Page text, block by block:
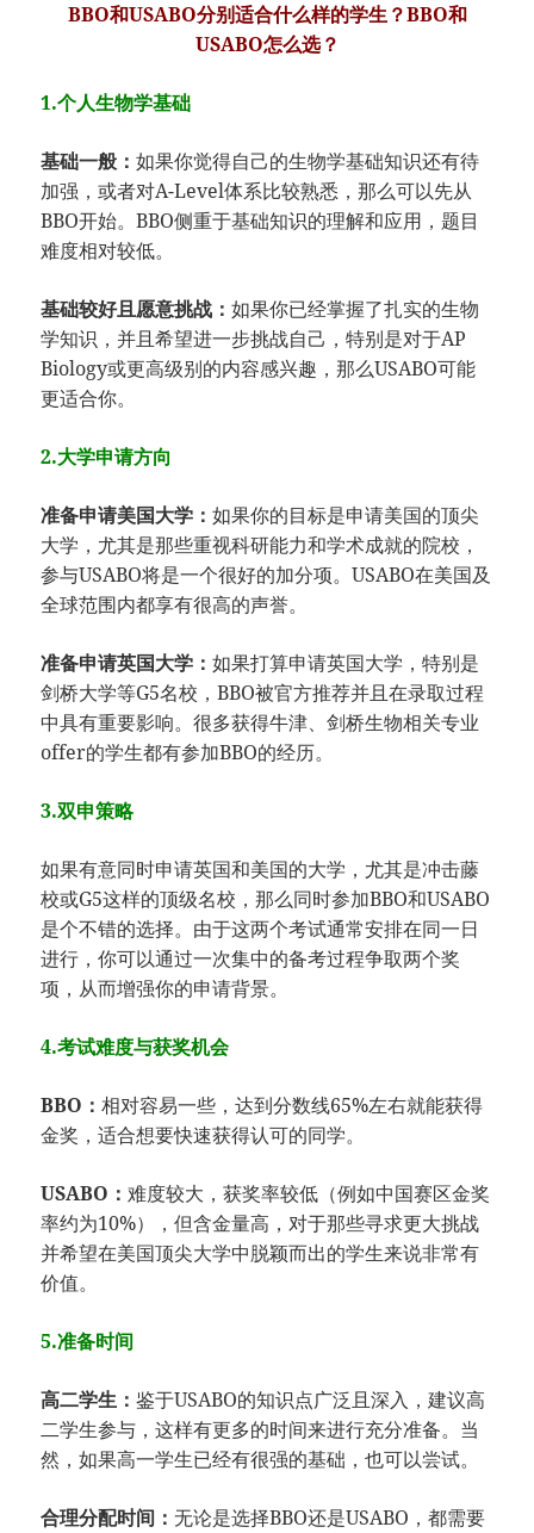
BBO和USABO分别适合什么样的学生？BBO和
USABO怎么选？
1.个人生物学基础
基础一般：如果你觉得自己的生物学基础知识还有待
加强，或者对A-Level体系比较熟悉，那么可以先从
BBO开始。BBO侧重于基础知识的理解和应用，题目
难度相对较低。
基础较好且愿意挑战：如果你已经掌握了扎实的生物
学知识，并且希望进一步挑战自己，特别是对于AP
Biology或更高级别的内容感兴趣，那么USABO可能
更适合你。
2.大学申请方向
准备申请美国大学：如果你的目标是申请美国的顶尖
大学，尤其是那些重视科研能力和学术成就的院校，
参与USABO将是一个很好的加分项。USABO在美国及
全球范围内都享有很高的声誉。
准备申请英国大学：如果打算申请英国大学，特别是
剑桥大学等G5名校，BBO被官方推荐并且在录取过程
中具有重要影响。很多获得牛津、剑桥生物相关专业
offer的学生都有参加BBO的经历。
3.双申策略
如果有意同时申请英国和美国的大学，尤其是冲击藤
校或G5这样的顶级名校，那么同时参加BBO和USABO
是个不错的选择。由于这两个考试通常安排在同一日
进行，你可以通过一次集中的备考过程争取两个奖
项，从而增强你的申请背景。
4.考试难度与获奖机会
BBO：相对容易一些，达到分数线65%左右就能获得
金奖，适合想要快速获得认可的同学。
USABO：难度较大，获奖率较低（例如中国赛区金奖
率约为10%），但含金量高，对于那些寻求更大挑战
并希望在美国顶尖大学中脱颖而出的学生来说非常有
价值。
5.准备时间
高二学生：鉴于USABO的知识点广泛且深入，建议高
二学生参与，这样有更多的时间来进行充分准备。当
然，如果高一学生已经有很强的基础，也可以尝试。
合理分配时间：无论是选择BBO还是USABO，都需要